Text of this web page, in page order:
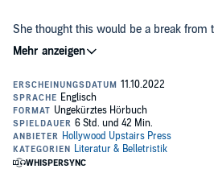
She thought this would be a break from
raising her young children. A chance to
marriage. A week of hiking and hot tubs
Then Claire’s minivan breaks down on a
reception, the group has no choice but to
their hotel. But it turns out the woods
they thought.